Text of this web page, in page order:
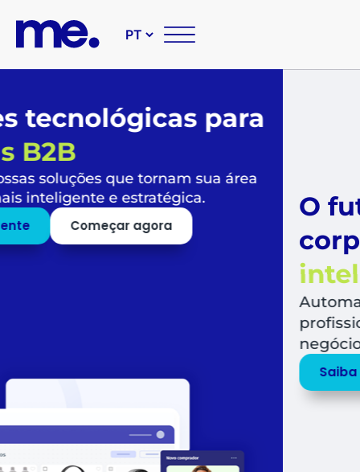
O futuro das suas
corporativas é
simples,
inteligente e sustentável
Automatize todo o fluxo de compras,
profissionais para o que mais agrega valor